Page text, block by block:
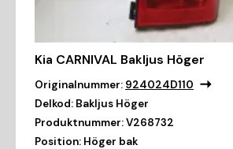
Kia CARNIVAL Bakljus Höger
Originalnummer: 924024D110
Delkod: Bakljus Höger
Produktnummer:V268732
Position: Höger bak